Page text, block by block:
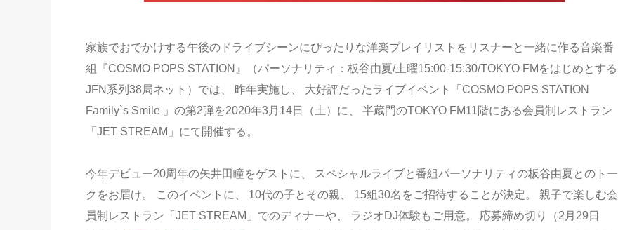
家族でおでかけする午後のドライブシーンにぴったりな洋楽プレイリストをリスナーと一緒に作る音楽番
組『COSMO POPS STATION』（パーソナリティ：板谷由夏/土曜15:00-15:30/TOKYO FMをはじめとする
JFN系列38局ネット）では、 昨年実施し、 大好評だったライブイベント「COSMO POPS STATION
Family`s Smile 」の第2弾を2020年3月14日（土）に、 半蔵門のTOKYO FM11階にある会員制レストラン
「JET STREAM」にて開催する。
今年デビュー20周年の矢井田瞳をゲストに、 スペシャルライブと番組パーソナリティの板谷由夏とのトー
クをお届け。 このイベントに、 10代の子とその親、 15組30名をご招待することが決定。 親子で楽しむ会
員制レストラン「JET STREAM」でのディナーや、 ラジオDJ体験もご用意。 応募締め切り（2月29日